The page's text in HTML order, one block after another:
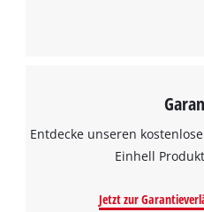
Entdecke unseren
Einhell
Jetzt zur